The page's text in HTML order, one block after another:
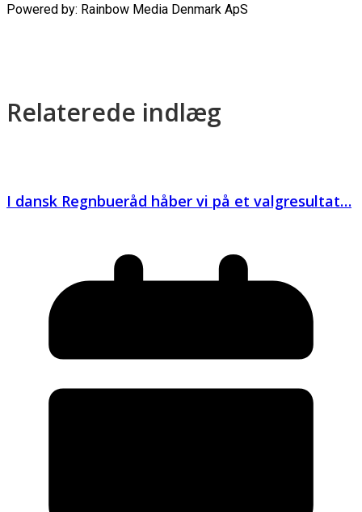
Powered by: Rainbow Media Denmark ApS
Relaterede indlæg
I dansk Regnbueråd håber vi på et valgresultat…